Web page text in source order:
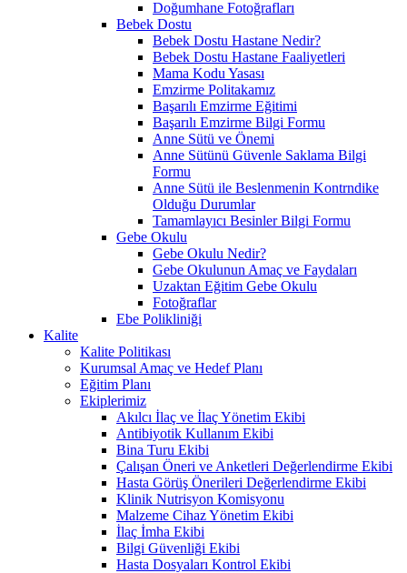
Doğumhane Fotoğrafları
Bebek Dostu
Bebek Dostu Hastane Nedir?
Bebek Dostu Hastane Faaliyetleri
Mama Kodu Yasası
Emzirme Politakamız
Başarılı Emzirme Eğitimi
Başarılı Emzirme Bilgi Formu
Anne Sütü ve Önemi
Anne Sütünü Güvenle Saklama Bilgi
Formu
Anne Sütü ile Beslenmenin Kontrndike
Olduğu Durumlar
Tamamlayıcı Besinler Bilgi Formu
Gebe Okulu
Gebe Okulu Nedir?
Gebe Okulunun Amaç ve Faydaları
Uzaktan Eğitim Gebe Okulu
Fotoğraflar
Ebe Polikliniği
Kalite
Kalite Politikası
Kurumsal Amaç ve Hedef Planı
Eğitim Planı
Ekiplerimiz
Akılcı İlaç ve İlaç Yönetim Ekibi
Antibiyotik Kullanım Ekibi
Bina Turu Ekibi
Çalışan Öneri ve Anketleri Değerlendirme Ekibi
Hasta Görüş Önerileri Değerlendirme Ekibi
Klinik Nutrisyon Komisyonu
Malzeme Cihaz Yönetim Ekibi
İlaç İmha Ekibi
Bilgi Güvenliği Ekibi
Hasta Dosyaları Kontrol Ekibi